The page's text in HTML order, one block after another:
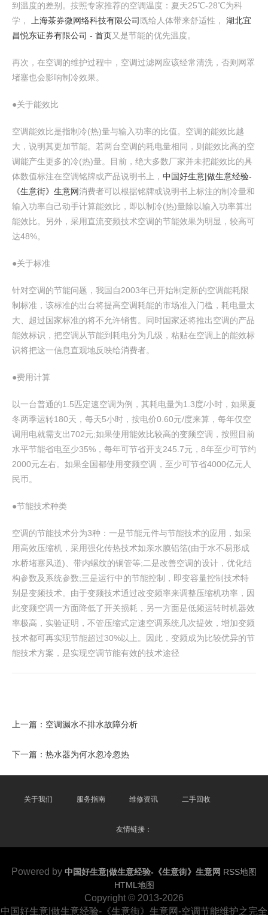
到温度的差别。按照专家推荐的空调温度：夏天25℃-28℃为科
学，
上海茶券微网络科技有限公司 既给人体带来舒适性， 湖北宜
昌悦东证券有限公司 - 首页又是节能的优先温度。
再次，在空调的维护过程中，空调过滤网应该经常清洗，否则网罩
堵塞也会影响制冷效果。
●关于能效比
空调能效比是指制冷(热)量与输入功率的比值。空调的能效比越
大，说明其更加节能。若两台空调的耗电量相同，则能效比高的空
调能产生更多的冷(热)量。目前，绝大多数厂家并未把能效比的具
体数值标注在空调铭牌或产品说明书上， 中国好生意|做生意经验-
《生意街》生意网消费者可以根据铭牌或说明书上标注的制冷量和
输入功率自己动手计算能效比，即以制冷(热)量除以输入功率算出
能效比。另外，采用直流变频技术空调的节能效果为明显，较高可
达48%。
●关于标准
针对空调的节能问题，我国自2003年已开始制定新的空调能耗限
制标准，该标准的出台将提高空调耗能的市场准入门槛，耗电量太
大、超过国家标准的将不允许销售。同时国家还将推出空调的产品
能效标识，把空调从节能到耗电分为几级，粘贴在空调上的能效标
识将把这一信息直观地反映给消费者。
●费用计算
以一台普通的1.5匹定速空调为例，其耗电量为1.3度/小时，如果夏
冬两季运转180天，每天5小时，按电价0.60元/度来算，每年仅空
调用电就需支出702元;如果使用能效比较高的变频空调，按照目前
水平节能省电至少35%，每年可节省开支245.7元，8年至少可节约
2000元左右。如果全国都使用变频空调，至少可节省4000亿元人
民币。
●节能技术种类
空调的节能技术分为3种：一是节能元件与节能技术的应用，如采
用高效压缩机，采用强化传热技术如亲水膜铝箔(由于水不易形成
水桥堵塞风道)、带内螺纹的铜管等;二是改善空调的设计，优化结
构参数及系统参数;三是运行中的节能控制，即变容量控制技术特
别是变频技术。由于变频技术通过改变频率来调整压缩机功率，因
此变频空调一方面降低了开关损耗，另一方面是低频运转时机器效
率极高，实验证明，不管压缩式定速空调系统几次提效，增加变频
技术都可再实现节能超过30%以上。因此，变频成为比较优异的节
能技术方案，是实现空调节能有效的技术途径
上一篇： 空调漏水不排水故障分析
下一篇： 热水器为何水忽冷忽热
关于我们 服务指南 维修资讯 二手回收
友情链接：
Powered by 中国好生意|做生意经验-《生意街》生意网 RSS地图
HTML地图
Copyright © 2013-2026
中国好生意|做生意经验-《生意街》生意网-空调节能维护之完全